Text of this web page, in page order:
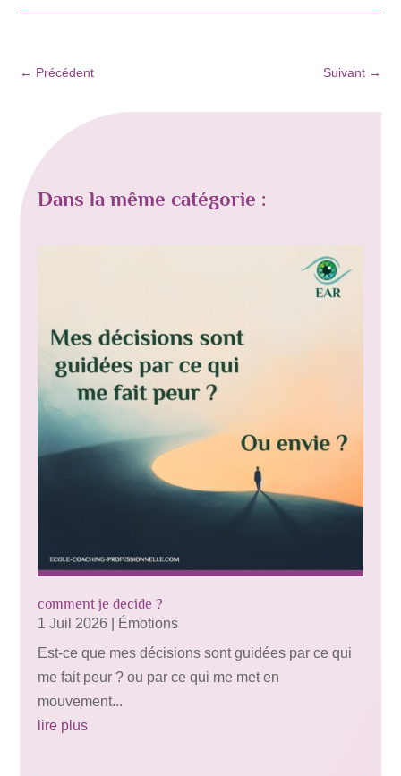
← Précédent Suivant→
Dans la même catégorie :
comment je decide ?
1 Juil 2026
Émotions
Est-ce que mes décisions sont guidées par ce qui
me fait peur ? ou par ce qui me met en
mouvement...
lire plus